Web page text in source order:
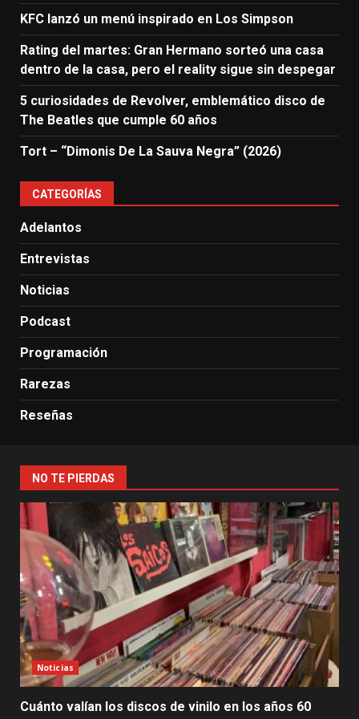
KFC lanzó un menú inspirado en Los Simpson
Rating del martes: Gran Hermano sorteó una casa
dentro de la casa, pero el reality sigue sin despegar
5 curiosidades de Revolver, emblemático disco de
The Beatles que cumple 60 años
Tort – “Dimonis De La Sauva Negra” (2026)
CATEGORÍAS
Adelantos
Entrevistas
Noticias
Podcast
Programación
Rarezas
Reseñas
NO TE PIERDAS
Noticias
Cuánto valían los discos de vinilo en los años 60